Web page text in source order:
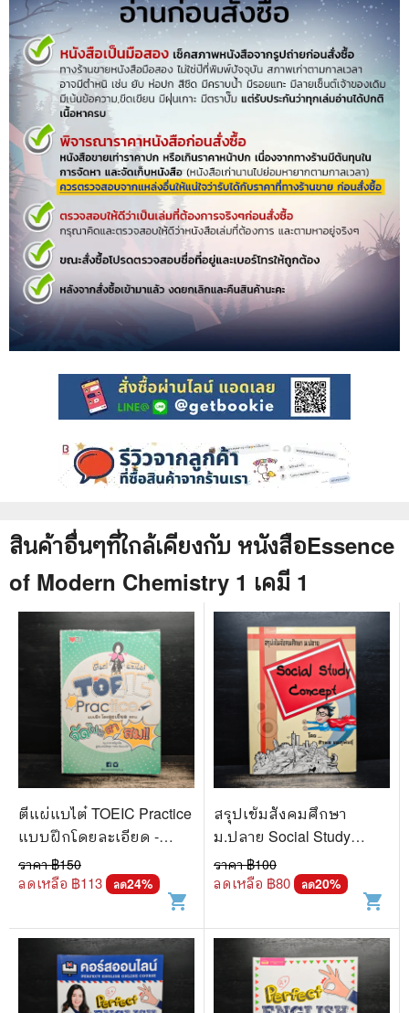
สินค้าอื่นๆที่ใกล้เคียงกับ หนังสือEssence
of Modern Chemistry 1 เคมี 1
ตีแผ่แบไต๋ TOEIC Practice
แบบฝึกโดยละเอียด -
อาจารย์ลูกปัด
ราคา ฿150
ลดเหลือ ฿113 ลด24%
shopping_cart
สรุปเข้มสังคมศึกษา
ม.ปลาย Social Study
Concept - ศิวพล ชมภูพันธุ์
ราคา ฿100
ลดเหลือ ฿80 ลด20%
shopping_cart